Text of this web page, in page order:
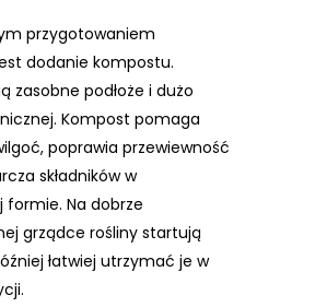
przygotowaniem
dodanie kompostu.
zasobne podłoże i dużo
Kompost pomaga
poprawia przewiewność
składników w
formie. Na dobrze
grządce rośliny startują
łatwiej utrzymać je w